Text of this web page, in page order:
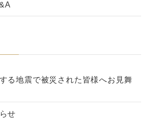
る地震で被災された皆様へお見舞
せ